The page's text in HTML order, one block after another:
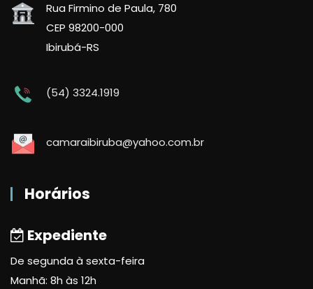
Rua Firmino de Paula, 780
CEP 98200-000
Ibirubá-RS
(54) 3324.1919
camaraibiruba@yahoo.com.br
Horários
Expediente
De segunda à sexta-feira
Manhã: 8h às 12h